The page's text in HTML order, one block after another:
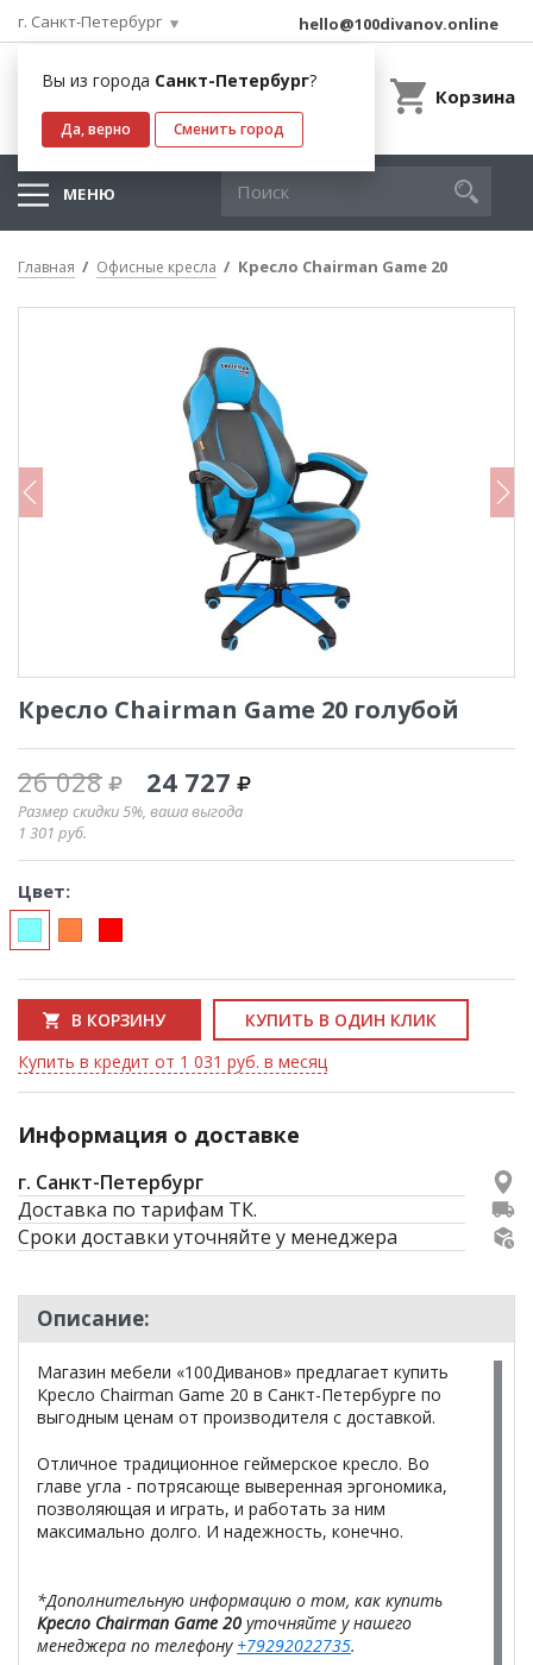
г. Санкт-Петербург
Вы из города Санкт-Петербург?
Да, верно Сменить город
hello@100divanov.online
Корзина
МЕНЮ
Главная Офисные кресла Кресло Chairman Game 20
Кресло Chairman Game 20 голубой
26 028 24 727
Размер скидки 5%, ваша выгода
1 301 руб.
Цвет:
В КОРЗИНУ
КУПИТЬ В ОДИН КЛИК
Купить в кредит от 1 031 руб. в месяц
Информация о доставке
г. Санкт-Петербург
Доставка по тарифам ТК.
Сроки доставки уточняйте у менеджера
Описание:
Магазин мебели «100Диванов» предлагает купить
Кресло Chairman Game 20 в Санкт-Петербурге по
выгодным ценам от производителя с доставкой.
Отличное традиционное геймерское кресло. Во
главе угла - потрясающе выверенная эргономика,
позволяющая и играть, и работать за ним
максимально долго. И надежность, конечно.
*Дополнительную информацию о том, как купить
Кресло Chairman Game 20 уточняйте у нашего
менеджера по телефону +79292022735.